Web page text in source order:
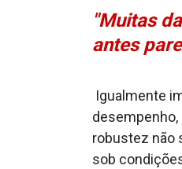
"Muitas
antes
Igualmente
robustez não
sob